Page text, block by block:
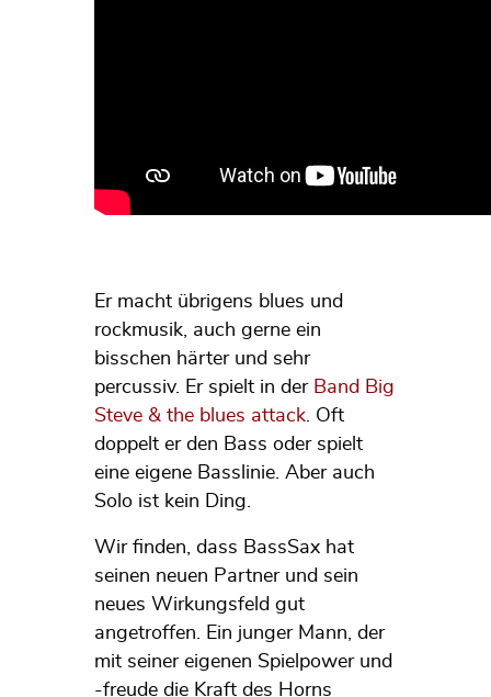
Er macht übrigens blues und
rockmusik, auch gerne ein
bisschen härter und sehr
percussiv. Er spielt in der Band Big
Steve & the blues attack. Oft
doppelt er den Bass oder spielt
eine eigene Basslinie. Aber auch
Solo ist kein Ding.
Wir finden, dass BassSax hat
seinen neuen Partner und sein
neues Wirkungsfeld gut
angetroffen. Ein junger Mann, der
mit seiner eigenen Spielpower und
-freude die Kraft des Horns